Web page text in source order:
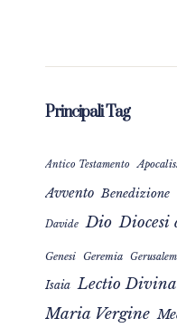
Principali Tag
Antico Testamento
Avvento Benedizione
Davide Dio Diocesi
Genesi Geremia
Isaia Lectio Divina
Maria Vergine